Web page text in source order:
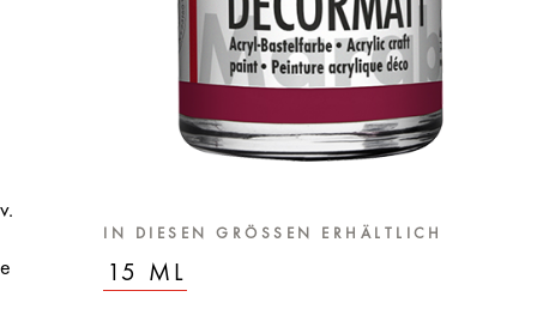
IN DIESEN GRÖSSEN ERHÄLTLICH
15 ML